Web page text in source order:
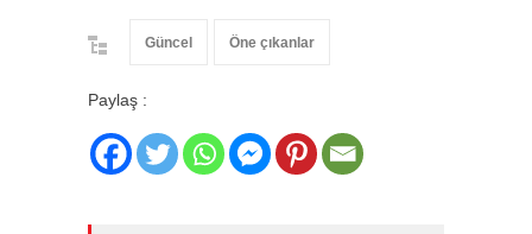
Güncel Öne çıkanlar
Paylaş :